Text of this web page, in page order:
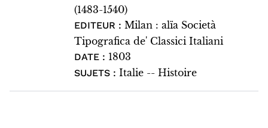
(1483-1540)
EDITEUR : Milan : alïa Società
Tipografica de' Classici Italiani
DATE : 1803
SUJETS : Italie -- Histoire